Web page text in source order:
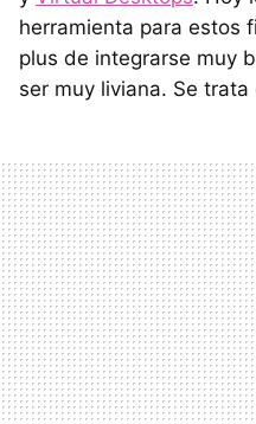
herramienta para estos
plus de integrarse muy
ser muy liviana. Se trata